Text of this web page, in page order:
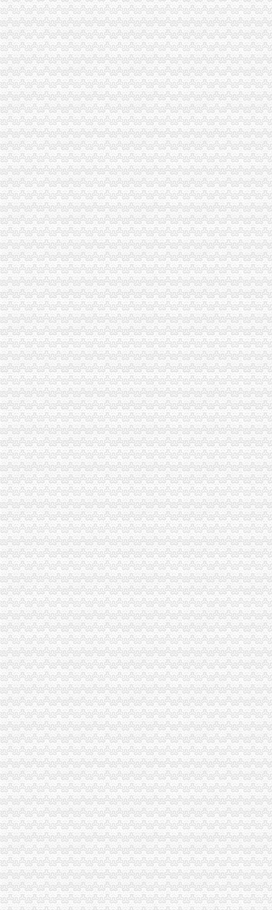
渝中局突出“实、新、活、宽”重庆代办公司四字方针开展法制员业务培训
黔江局重庆营业执照注销采取三项措施开展微型企业专项巡查
潼南局重庆分公司注销积帮助大创业
万州区实行“量化评分制”重庆公司注销受理微型企业创业申报
渝中局重庆税务注销与美国箭牌糖类有限公司开展品牌保护交流研讨会
垫江局重庆分公司注销开展非公经济建工作取得成效
大足局“保姆式”重庆代办公司服务指导商标发展出成效
涪陵局重庆公司注销江北所扎实开展商标富农工作促进农户万元增收
黔江局重庆税务注销协助供销社搭建网络平台促进三农发展
市局机关出台操作办法规范“一讲二评三公示”重庆公司注销
潼南局三举措开展报废汽车市重庆营业执照注销场专项整
渝中局重庆代办公司突出重点创新方式着力构建商标专用权保护新格局
万州局“三个突出”重庆公司注销实现综合理与工商工作有机结合
开县局建立“监控两级督查”重庆公司注销制度加廉政风险点防范管理
江津局采取“五个联动”重庆税务注销提高维权效率
北碚局重庆税务注销开通微型企业工作声讯电话
北部新区局重庆分公司注销多措并举加亚运会食品安全监管工作
沙坪坝局重庆营业执照注销帮扶困难大创办微型企业受好评
市局副局长陈文渝出席西南大学“微型企业创业指导站”重庆营业执照注销授牌
全市重庆分公司注销工商部门深入推进未成年人思想道德建设工作取得阶段成效
市局局长、重庆营业执照注销组书记波到綦江局调研工作
永川局突出“四增四创四新”重庆代办公司促进工作再上新台阶
市重庆税务注销局建立联动制度 助推1000户微企发展
全市重庆营业执照注销深入推进未成年人思想道德建设工作圆满结束
市重庆代办公司工商系统公务员招录面试工作圆满结束
市局充分发挥登记管理职能作用 服务“两翼”重庆分公司注销农户万元增收成效
注册局大力推进重庆农村商业银行股份有限公司重组上市重庆税务注销
长寿局重庆代办公司大力促进非公经济组织创先争优
经开区局重庆营业执照注销化监管工作规范美博会广告宣
江津局大力扶持微型企业参与市重庆公司注销场竞争
北碚局重庆代办公司开展涉外中介行业清理整顿
合川局重庆分公司注销积做好微型企业持续发展工作
市重庆代办公司局副局长李林出席巴南工商分局与邹城市工商局友好合作协议
市重庆营业执照注销局副局长李林出席北碚区学校食品安全义务监督员聘任大会
江津局重庆税务注销加知识产权保护力度
合川局荣获“2010年全国清理整顿人力资源市场秩序专项行动突出成绩单位”重
市重庆分公司注销局组织参加全国工商系统知识产权保护与执法工作电视电话
市重庆分公司注销局部署击侵知识产权和制售冒伪劣商品专项行动
市局宣教处支部认真学习贯彻的重庆营业执照注销十七届五中全会精
市重庆营业执照注销政协委员年终视察团视察微企发展工作
市局局长、组书记波要求大力规范全系统“一讲二评三公示”重庆代办公司再掀
市重庆营业执照注销局副巡视员陈建川到渝中局调研巡查体系改革试点工作
渝中局重庆营业执照注销化执法监督规范执法行为依法行政工作取得阶段成效
永川局述职述廉工作注重“五个结合”重庆代办公司把好五个环节
忠县局立足“三个早”重庆营业执照注销促第二批微企创业培训顺利开班
江北局观农贸所力推动三项试点促进市重庆营业执照注销场建设提档升级